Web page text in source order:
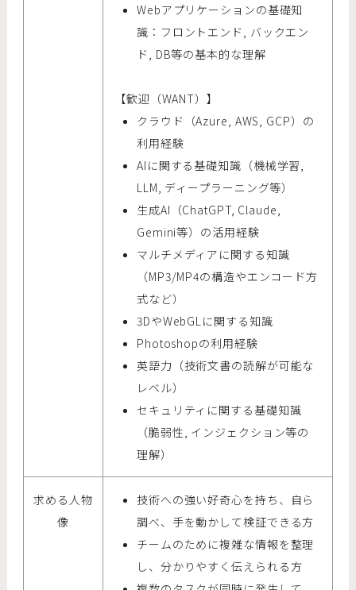
Webアプリケーションの基礎知
識：フロントエンド, バックエン
ド, DB等の基本的な理解
【歓迎（WANT）】
クラウド（Azure, AWS, GCP）の
利用経験
AIに関する基礎知識（機械学習,
LLM, ディープラーニング等）
生成AI（ChatGPT, Claude,
Gemini等）の活用経験
マルチメディアに関する知識
（MP3/MP4の構造やエンコード方
式など）
3DやWebGLに関する知識
Photoshopの利用経験
英語力（技術文書の読解が可能な
レベル）
セキュリティに関する基礎知識
（脆弱性, インジェクション等の
理解）
求める人物
像
技術への強い好奇心を持ち、自ら
調べ、手を動かして検証できる方
チームのために複雑な情報を整理
し、分かりやすく伝えられる方